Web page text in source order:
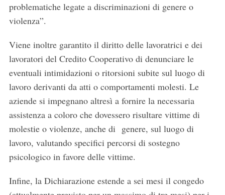
problematiche legate a discriminazioni di genere o
violenza”.
Viene inoltre garantito il diritto delle lavoratrici e dei
lavoratori del Credito Cooperativo di denunciare le
eventuali intimidazioni o ritorsioni subite sul luogo di
lavoro derivanti da atti o comportamenti molesti. Le
aziende si impegnano altresì a fornire la necessaria
assistenza a coloro che dovessero risultare vittime di
molestie o violenze, anche di genere, sul luogo di
lavoro, valutando specifici percorsi di sostegno
psicologico in favore delle vittime.
Infine, la Dichiarazione estende a sei mesi il congedo